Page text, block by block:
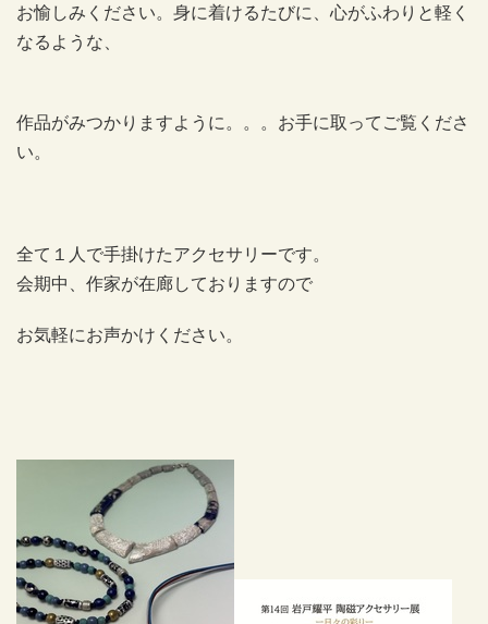
お愉しみください。身に着けるたびに、心がふわりと軽く
なるような、
作品がみつかりますように。。。お手に取ってご覧くださ
い。
全て１人で手掛けたアクセサリーです。
会期中、作家が在廊しておりますので
お気軽にお声かけください。